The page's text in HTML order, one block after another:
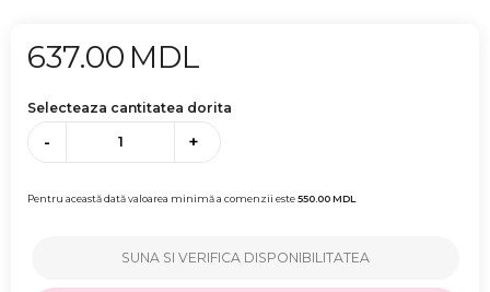
637.00 MDL
Selecteaza cantitatea dorita
- +
Pentru această dată valoarea minimă a comenzii este550.00MDL
SUNA SI VERIFICA DISPONIBILITATEA